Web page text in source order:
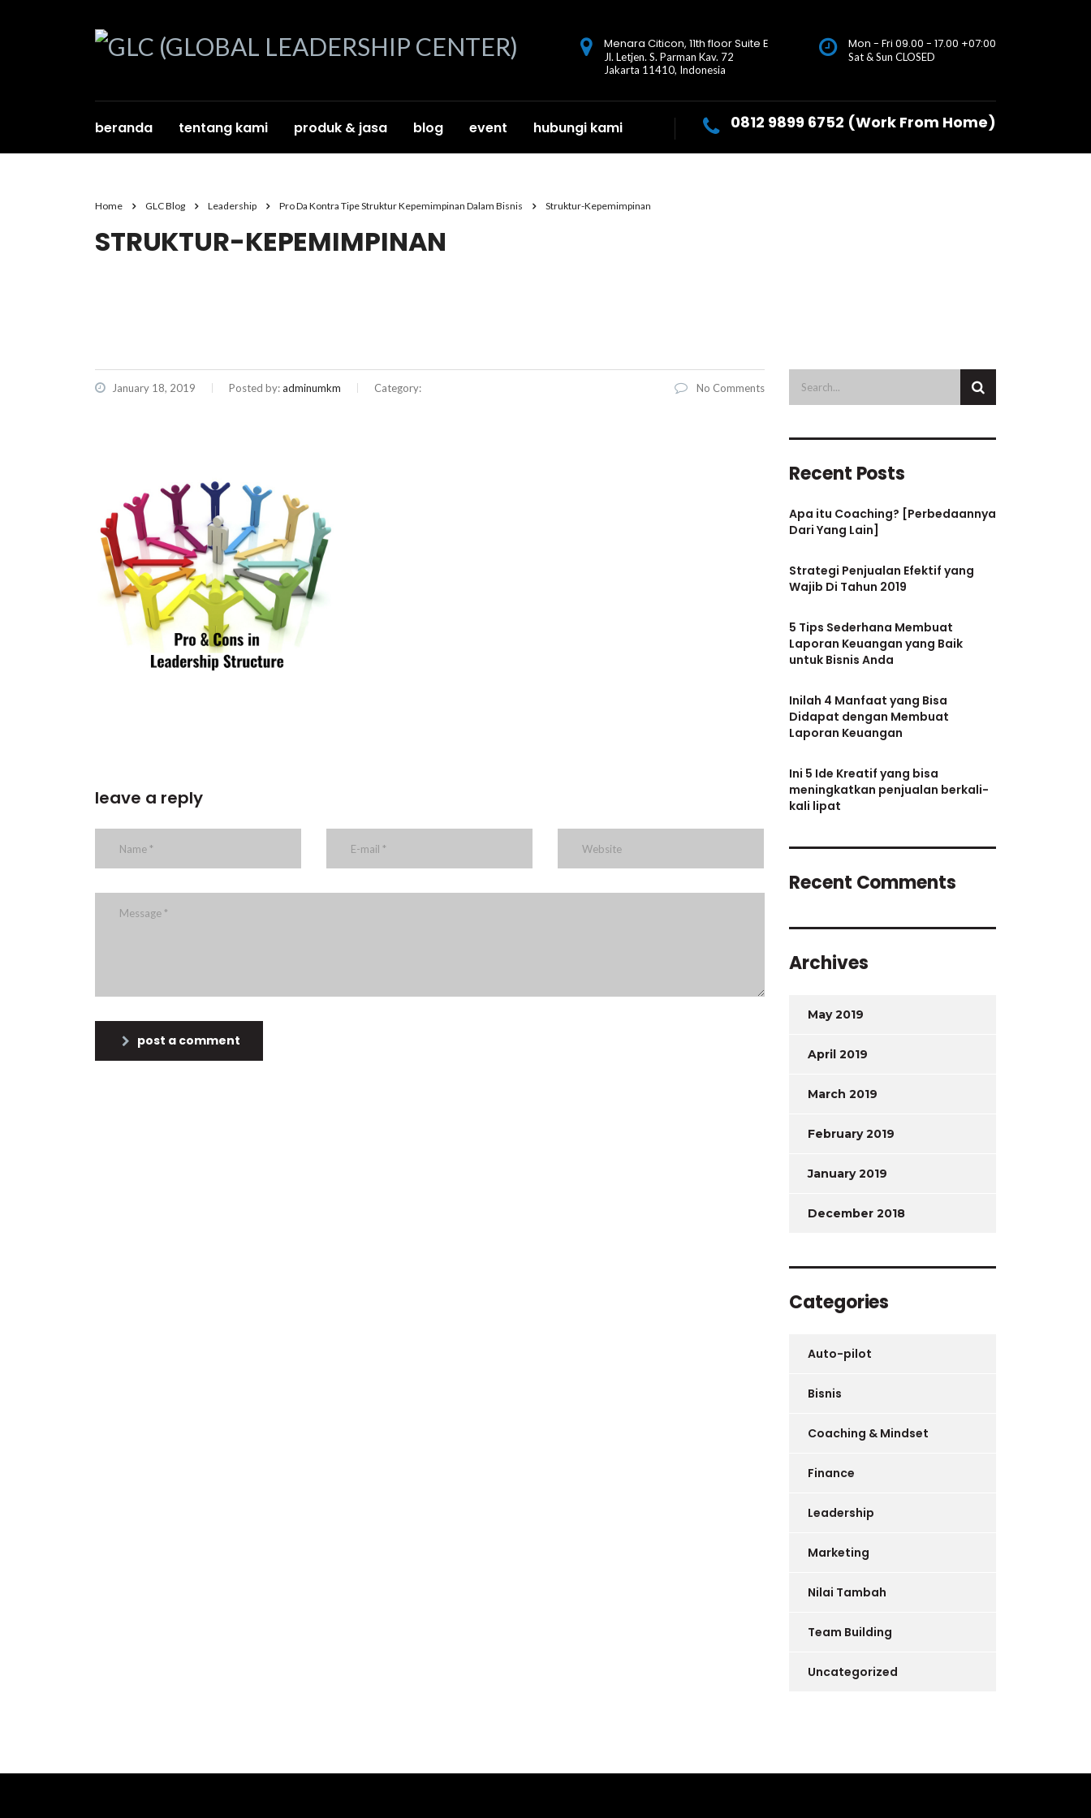
Mon - Fri 09.00 - 17.00 +07:00
Sat & Sun CLOSED
Menara Citicon, 11th floor Suite E
Jl. Letjen. S. Parman Kav. 72
Jakarta 11410, Indonesia
beranda tentang kami produk & jasa blog event hubungi kami 0812 9899 6752 (Work From Home)
Home GLC Blog Leadership Pro Da Kontra Tipe Struktur Kepemimpinan Dalam Bisnis Struktur-Kepemimpinan
STRUKTUR-KEPEMIMPINAN
January 18, 2019 Posted by:adminumkm Category: No Comments
leave a reply
post a comment
Recent Posts
Apa itu Coaching? [Perbedaannya
Dari Yang Lain]
Strategi Penjualan Efektif yang
Wajib Di Tahun 2019
5 Tips Sederhana Membuat
Laporan Keuangan yang Baik
untuk Bisnis Anda
Inilah 4 Manfaat yang Bisa
Didapat dengan Membuat
Laporan Keuangan
Ini 5 Ide Kreatif yang bisa
meningkatkan penjualan berkali-
kali lipat
Recent Comments
Archives
May 2019
April 2019
March 2019
February 2019
January 2019
December 2018
Categories
Auto-pilot
Bisnis
Coaching & Mindset
Finance
Leadership
Marketing
Nilai Tambah
Team Building
Uncategorized